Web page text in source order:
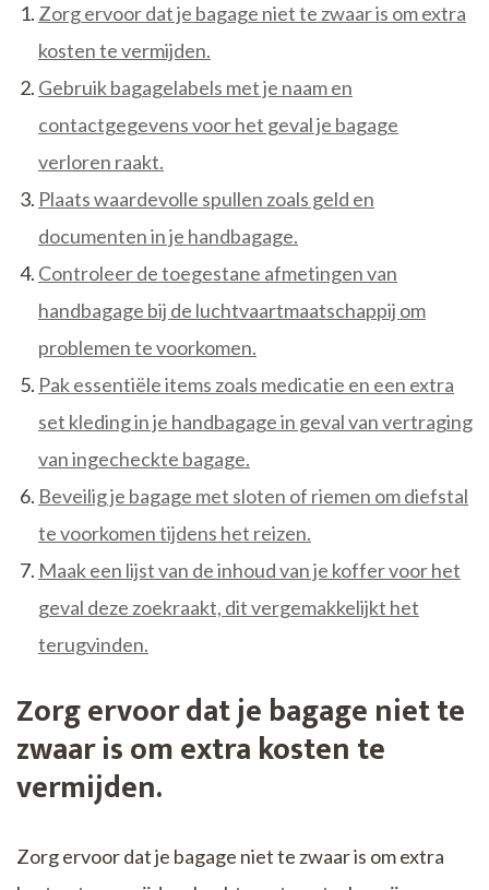
Zorg ervoor dat je bagage niet te zwaar is om extra
kosten te vermijden.
Gebruik bagagelabels met je naam en
contactgegevens voor het geval je bagage
verloren raakt.
Plaats waardevolle spullen zoals geld en
documenten in je handbagage.
Controleer de toegestane afmetingen van
handbagage bij de luchtvaartmaatschappij om
problemen te voorkomen.
Pak essentiële items zoals medicatie en een extra
set kleding in je handbagage in geval van vertraging
van ingecheckte bagage.
Beveilig je bagage met sloten of riemen om diefstal
te voorkomen tijdens het reizen.
Maak een lijst van de inhoud van je koffer voor het
geval deze zoekraakt, dit vergemakkelijkt het
terugvinden.
Zorg ervoor dat je bagage niet te
zwaar is om extra kosten te
vermijden.
Zorg ervoor dat je bagage niet te zwaar is om extra